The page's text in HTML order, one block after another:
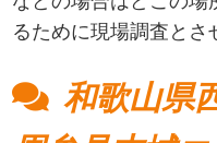
るために現場調査とさ
和歌山県